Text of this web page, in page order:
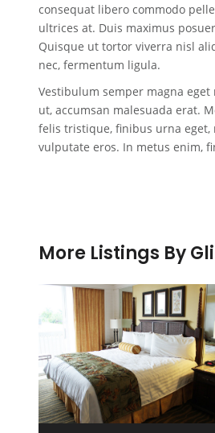
consequat libero commodo
ultrices at. Duis maximus
Quisque ut tortor viverra nisl
nec, fermentum ligula.
Vestibulum semper magna
ut, accumsan malesuada erat.
felis tristique, finibus urna eget,
vulputate eros. In metus enim,
More Listings By